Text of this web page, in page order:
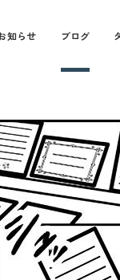
知らせ ブログ